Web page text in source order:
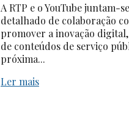
A RTP e o YouTube juntam-
detalhado de colaboração
promover a inovação
de conteúdos de serviço
próxima...
Ler mais